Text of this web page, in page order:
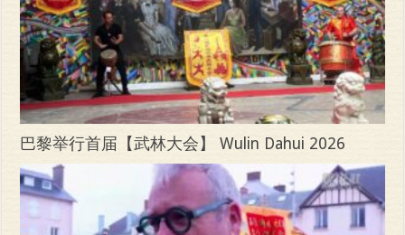
巴黎举行首届【武林大会】 Wulin Dahui 2026